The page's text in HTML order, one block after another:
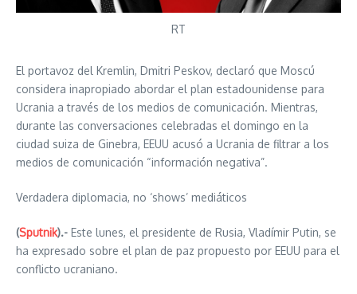
RT
El portavoz del Kremlin, Dmitri Peskov, declaró que Moscú
considera inapropiado abordar el plan estadounidense para
Ucrania a través de los medios de comunicación. Mientras,
durante las conversaciones celebradas el domingo en la
ciudad suiza de Ginebra, EEUU acusó a Ucrania de filtrar a los
medios de comunicación “información negativa”.
Verdadera diplomacia, no ‘shows’ mediáticos
(Sputnik).- Este lunes, el presidente de Rusia, Vladímir Putin, se
ha expresado sobre el plan de paz propuesto por EEUU para el
conflicto ucraniano.